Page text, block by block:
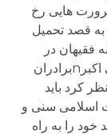
هایی رخ
به قصد تحمیل
فقیهان در
جهاد ابتدایی مطرح است، نبوده است. nnعلی اکبرnبرادران
کرد باید
سنی و
خود را به راه